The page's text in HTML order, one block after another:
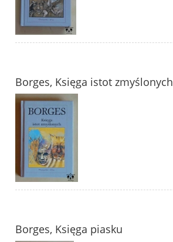
Borges, Księga istot zmyślonych
Borges, Księga piasku